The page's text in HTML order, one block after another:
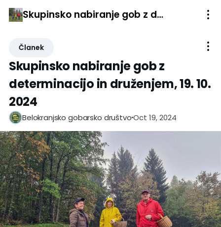
Skupinsko nabiranje gob z determinacijo in druženjem, 19. 10. 2024
Članek
Skupinsko nabiranje gob z
determinacijo in druženjem, 19. 10.
2024
Belokranjsko gobarsko društvoOct 19, 2024